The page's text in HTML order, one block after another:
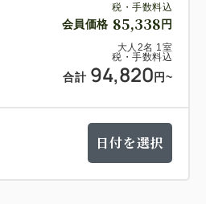
税・手数料込
会員価格 85,338 円
大人 2名 1 室
税・手数料込
合計 94,820 円~
日付を選択